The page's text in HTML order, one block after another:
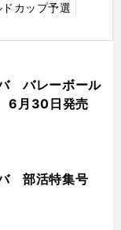
カップ予選
バレーボール
月30日発売
部活特集号